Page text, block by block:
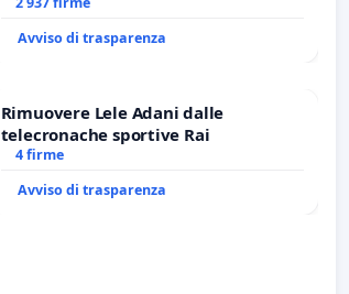
CANONICO SU ELEZIONE LEONE XIV
Avviso di trasparenza
Rimuovere Lele Adani dalle
telecronache sportive Rai
4 firme
Avviso di trasparenza